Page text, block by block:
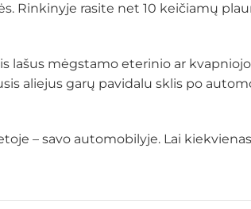
Rinkinyje rasite net 10 keičiamų
lašus mėgstamo eterinio ar
aliejus garų pavidalu sklis po
– savo automobilyje. Lai